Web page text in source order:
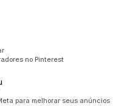
no Pinterest
para melhorar seus anúncios